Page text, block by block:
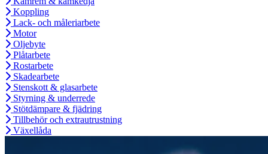
Koppling
Lack- och måleriarbete
Motor
Oljebyte
Plåtarbete
Rostarbete
Skadearbete
Stenskott & glasarbete
Styrning & underrede
Stötdämpare & fjädring
Tillbehör och extrautrustning
Växellåda